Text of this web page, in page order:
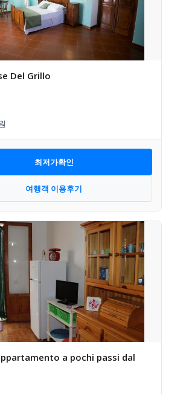
Del Grillo
최저가확인
여행객 이용후기
a pochi passi dal